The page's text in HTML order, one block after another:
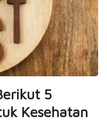
5
Kesehatan